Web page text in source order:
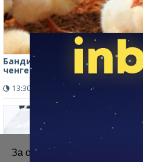
За осигуряване на
Бандит открадна пилетата
ченгетата го спипаха
13:30 ч. 287